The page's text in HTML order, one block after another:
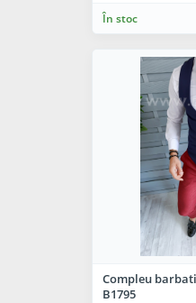
În stoc
Compleu
B1795